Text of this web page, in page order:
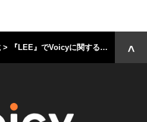
> 『LEE』でVoicyに関する記事が掲載されました